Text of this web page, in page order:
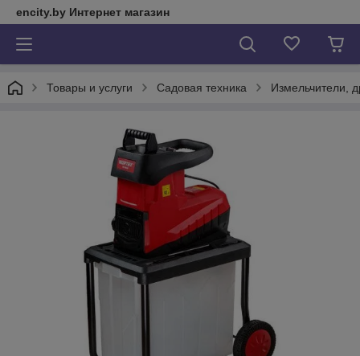
encity.by Интернет магазин
Товары и услуги Садовая техника Измельчители,